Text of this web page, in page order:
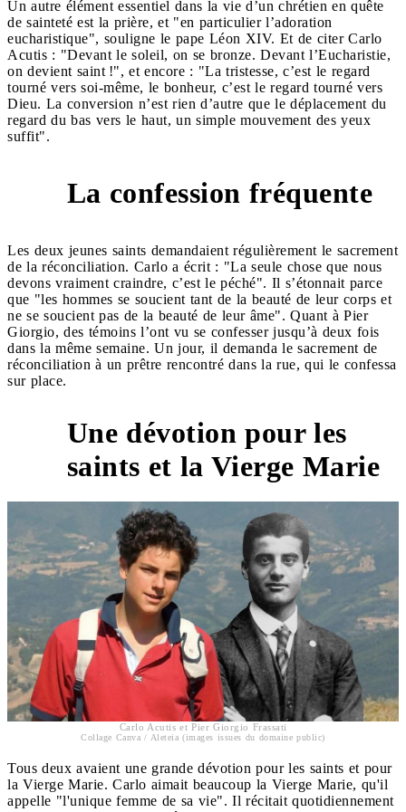
Un autre élément essentiel dans la vie d’un chrétien en quête
de sainteté est la prière, et "en particulier l’adoration
eucharistique", souligne le pape Léon XIV. Et de citer Carlo
Acutis : "Devant le soleil, on se bronze. Devant l’Eucharistie,
on devient saint !", et encore : "La tristesse, c’est le regard
tourné vers soi-même, le bonheur, c’est le regard tourné vers
Dieu. La conversion n’est rien d’autre que le déplacement du
regard du bas vers le haut, un simple mouvement des yeux
suffit".
La confession fréquente
Les deux jeunes saints demandaient régulièrement le sacrement
de la réconciliation. Carlo a écrit : "La seule chose que nous
devons vraiment craindre, c’est le péché". Il s’étonnait parce
que "les hommes se soucient tant de la beauté de leur corps et
ne se soucient pas de la beauté de leur âme". Quant à Pier
Giorgio, des témoins l’ont vu se confesser jusqu’à deux fois
dans la même semaine. Un jour, il demanda le sacrement de
réconciliation à un prêtre rencontré dans la rue, qui le confessa
sur place.
Une dévotion pour les
saints et la Vierge Marie
Carlo Acutis et Pier Giorgio Frassati
Collage Canva / Aleteia (images issues du domaine public)
Tous deux avaient une grande dévotion pour les saints et pour
la Vierge Marie. Carlo aimait beaucoup la Vierge Marie, qu'il
appelle "l'unique femme de sa vie". Il récitait quotidiennement